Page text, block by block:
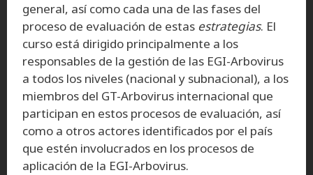
general, así como cada una de las fases del
proceso de evaluación de estas estrategias. El
curso está dirigido principalmente a los
responsables de la gestión de las EGI-Arbovirus
a todos los niveles (nacional y subnacional), a los
miembros del GT-Arbovirus internacional que
participan en estos procesos de evaluación, así
como a otros actores identificados por el país
que estén involucrados en los procesos de
aplicación de la EGI-Arbovirus.